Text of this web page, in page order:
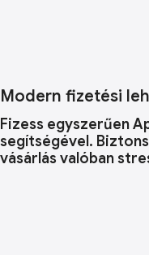
Modern fizetési
Fizess egyszerűen
segítségével.
vásárlás valóban